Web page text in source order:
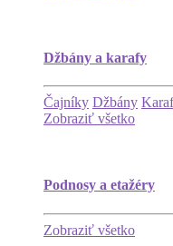
Džbány a karafy
Čajníky Džbány
Zobraziť všetko
Podnosy a etažéry
Zobraziť všetko